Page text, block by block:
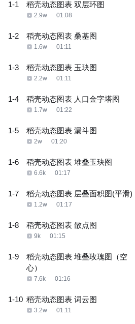
1-1 稻壳动态图表 双层环图
2.9w 01:08
1-2 稻壳动态图表 桑基图
1.6w 01:11
1-3 稻壳动态图表 玉玦图
2.2w 01:11
1-4 稻壳动态图表 人口金字塔图
1.7w 01:22
1-5 稻壳动态图表 漏斗图
2w 01:20
1-6 稻壳动态图表 堆叠玉玦图
6.6k 01:17
1-7 稻壳动态图表 层叠面积图(平滑)
1.2w 01:17
1-8 稻壳动态图表 散点图
9k 01:15
1-9
稻壳动态图表 堆叠玫瑰图（空
心）
7.6k 01:16
1-10 稻壳动态图表 词云图
3.2w 01:11